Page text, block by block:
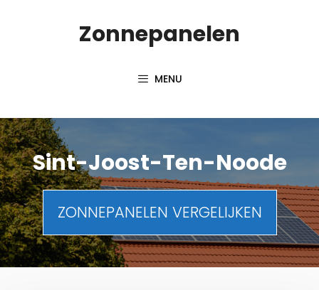
Zonnepanelen
MENU
Sint-Joost-Ten-Noode
ZONNEPANELEN VERGELIJKEN